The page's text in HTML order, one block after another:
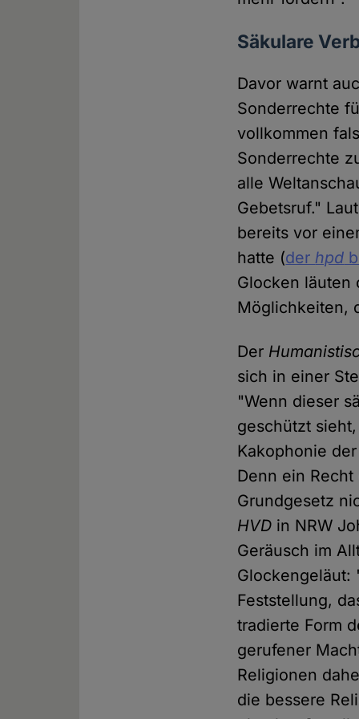
Säkulare
Davor warnt
Sonderrechte
vollkommen
Sonderrechte
alle
Gebetsruf."
bereits vor
hatte (der hpd
Glocken läuten
Möglichkeiten,
Der
sich in einer
"Wenn dieser
geschützt
Kakophonie
Denn ein
Grundgesetz
HVD in NRW
Geräusch im
Glockengeläut:
Feststellung,
tradierte Form
gerufener
Religionen
die bessere